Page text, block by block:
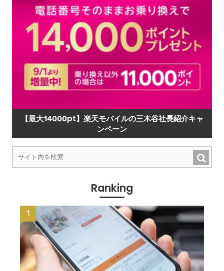
【最大14000pt】楽天モバイルの三木谷社長紹介キャ
ンペーン
Ranking